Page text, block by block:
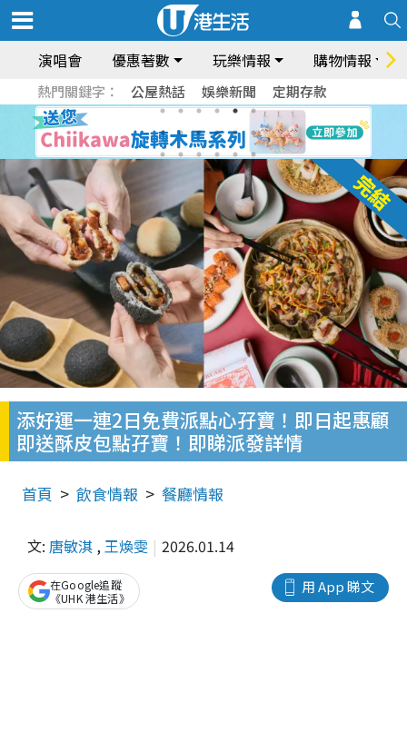
演唱會 優惠著數 玩樂情報 購物情報
熱門關鍵字： 公屋熱話 娛樂新聞 定期存款
添好運一連2日免費派點心孖寶！即日起惠顧
即送酥皮包點孖寶！即睇派發詳情
首頁 飲食情報 餐廳情報
文: 唐敏淇 ,王煥雯 2026.01.14
用 App 睇文
在Google追蹤
《UHK 港生活》